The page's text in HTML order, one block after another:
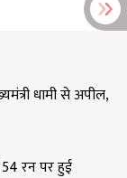
धामी से अपील,
रन पर हुई